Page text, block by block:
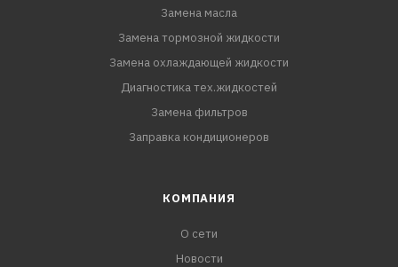
Замена масла
Замена тормозной жидкости
Замена охлаждающей жидкости
Диагностика тех.жидкостей
Замена фильтров
Заправка кондиционеров
КОМПАНИЯ
О сети
Новости